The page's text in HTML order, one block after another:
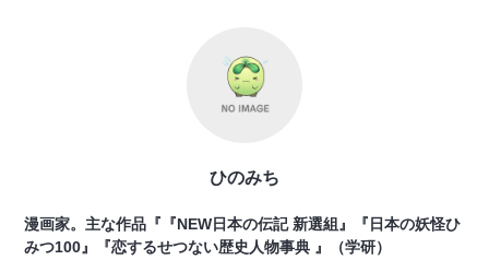
ひのみち
漫画家。主な作品『『NEW日本の伝記 新選組』『日本の妖怪ひ
みつ100』『恋するせつない歴史人物事典 』（学研）